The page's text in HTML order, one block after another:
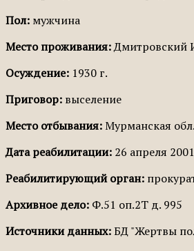
Пол: мужчина
Место проживания:Дмитровский
Осуждение: 1930 г.
Приговор: выселение
Место отбывания:Мурманская обл.
Дата реабилитации: 26 апреля
Реабилитирующий орган:
Архивное дело: Ф.51 оп.2Т д. 995
Источники данных:БД "Жертвы